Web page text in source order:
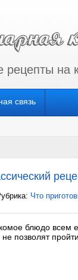
рецепты на
связь
Что
блюдо всем
позволят